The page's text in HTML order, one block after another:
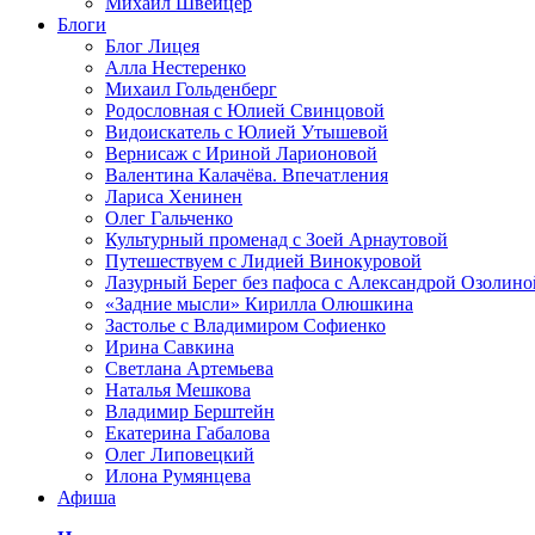
Блоги
Блог Лицея
Алла Нестеренко
Михаил Гольденберг
Родословная с Юлией Свинцовой
Видоискатель с Юлией Утышевой
Вернисаж с Ириной Ларионовой
Валентина Калачёва. Впечатления
Лариса Хенинен
Олег Гальченко
Культурный променад с Зоей Арнаутовой
Путешествуем с Лидией Винокуровой
Лазурный Берег без пафоса с Александрой
«Задние мысли» Кирилла Олюшкина
Застолье с Владимиром Софиенко
Ирина Савкина
Светлана Артемьева
Наталья Мешкова
Владимир Берштейн
Екатерина Габалова
Олег Липовецкий
Илона Румянцева
Афиша